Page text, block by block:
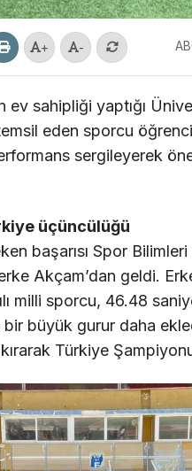
+ -
ev sahipliği yaptığı
eden sporcu
sergileyerek
üçüncülüğü
başarısı Spor
Akçam’dan geldi.
milli sporcu, 46.48
büyük gurur daha
Türkiye